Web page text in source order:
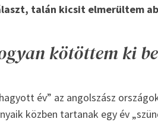
talán kicsit elmerültem
kötöttem ki
év” az angolszász
közben tartanak egy év